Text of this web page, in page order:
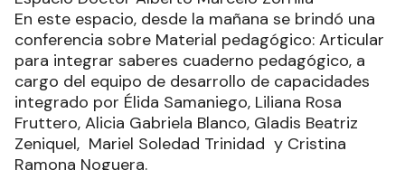
En este espacio, desde la mañana se brindó una
conferencia sobre Material pedagógico: Articular
para integrar saberes cuaderno pedagógico, a
cargo del equipo de desarrollo de capacidades
integrado por Élida Samaniego, Liliana Rosa
Fruttero, Alicia Gabriela Blanco, Gladis Beatriz
Zeniquel, Mariel Soledad Trinidad y Cristina
Ramona Noguera.